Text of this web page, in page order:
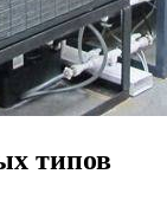
типов